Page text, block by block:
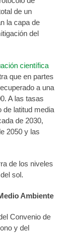
de un
la capa de
del
científica
que en partes
a una
A las tasas
de latitud media
de 2030,
2050 y las
de los niveles
sol.
Ambiente
Convenio de
y del